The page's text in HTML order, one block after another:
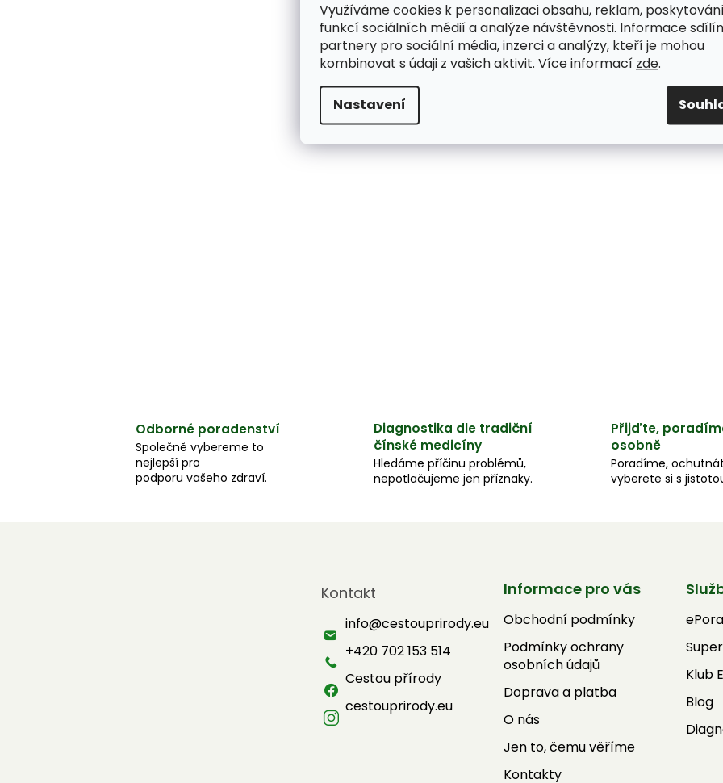
Využíváme cookies k personalizaci obsahu, reklam,
funkcí sociálních médií a analýze návštěvnosti. Informace
partnery pro sociální média, inzerci a analýzy, kteří je mohou
kombinovat s údaji z vašich aktivit. Více informací zde.
Nastavení
Odborné poradenství
Společně vybereme to
nejlepší pro
podporu vašeho zdraví.
Diagnostika dle tradiční
čínské medicíny
Hledáme příčinu problémů,
nepotlačujeme jen příznaky.
Přijďte,
osobně
Poradíme,
vyberete si s
Kontakt
info@cestouprirody.eu
+420 702 153 514
Cestou přírody
cestouprirody.eu
Informace pro vás
Obchodní podmínky
Podmínky ochrany
osobních údajů
Doprava a platba
O nás
Jen to, čemu věříme
Kontakty
Klub
Blog